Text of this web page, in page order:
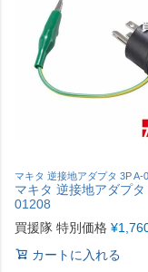
マキタ 逆接地アダプタ 3P A-
マキタ 逆接地アダプタ
01208
買援隊 特別価格 ¥
カートに入れる